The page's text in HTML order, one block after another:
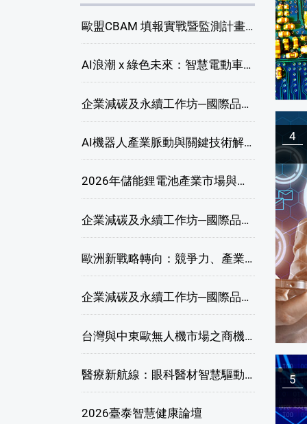
歐盟CBAM 填報實戰暨監測計畫說明會(臺中場)
AI浪潮 x 綠色未來：智慧電動車新商機研討會
企業減碳及永續工作坊─國際品牌綠色供應鏈永續管理與實務演練(臺中場)
AI機器人產業脈動與關鍵技術解析研討會
2026年儲能鋰電池產業市場與技術發展線上研討會
企業減碳及永續工作坊─國際品牌綠色供應鏈永續管理與實務演練(高雄場)
歐洲新戰略轉向：競爭力、產業自主與供應鏈重塑線上研討會
企業減碳及永續工作坊─國際品牌綠色供應鏈永續管理與實務演練(臺北場)
台灣與中東歐無人機市場之商機與挑戰座談會
醫療新航線：眼科醫材智慧驅動，數位醫療落地布局線上研討會
2026臺泰智慧健康論壇
4
5